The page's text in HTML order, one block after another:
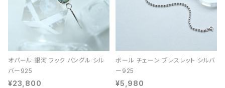
オパール 銀河 フック バングル シル
バー925
¥23,800
ボール チェーン ブレスレット シルバ
ー925
¥5,980